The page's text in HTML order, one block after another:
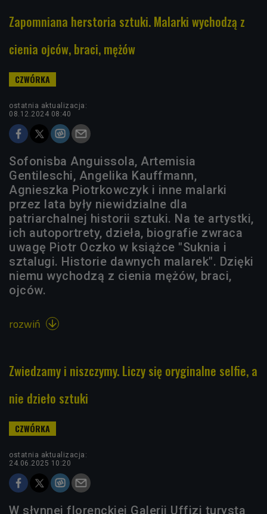
Zapomniana herstoria sztuki. Malarki wychodzą z
cienia ojców, braci, mężów
ostatnia aktualizacja:
08.12.2024 08:40
Sofonisba Anguissola, Artemisia
Gentileschi, Angelika Kauffmann,
Agnieszka Piotrkowczyk i inne malarki
przez lata były niewidzialne dla
patriarchalnej historii sztuki. Na te artystki,
ich autoportrety, dzieła, biografie zwraca
uwagę Piotr Oczko w książce "Suknia i
sztalugi. Historie dawnych malarek". Dzięki
niemu wychodzą z cienia mężów, braci,
ojców.
rozwiń 
Zwiedzamy i niszczymy. Liczy się oryginalne selfie, a
nie dzieło sztuki
ostatnia aktualizacja:
24.06.2025 10:20
W słynnej florenckiej Galerii Uffizi turysta